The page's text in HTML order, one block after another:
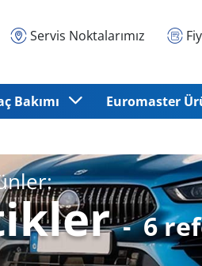
Servis Noktalarımız
Bakımı Euromaster
- 6